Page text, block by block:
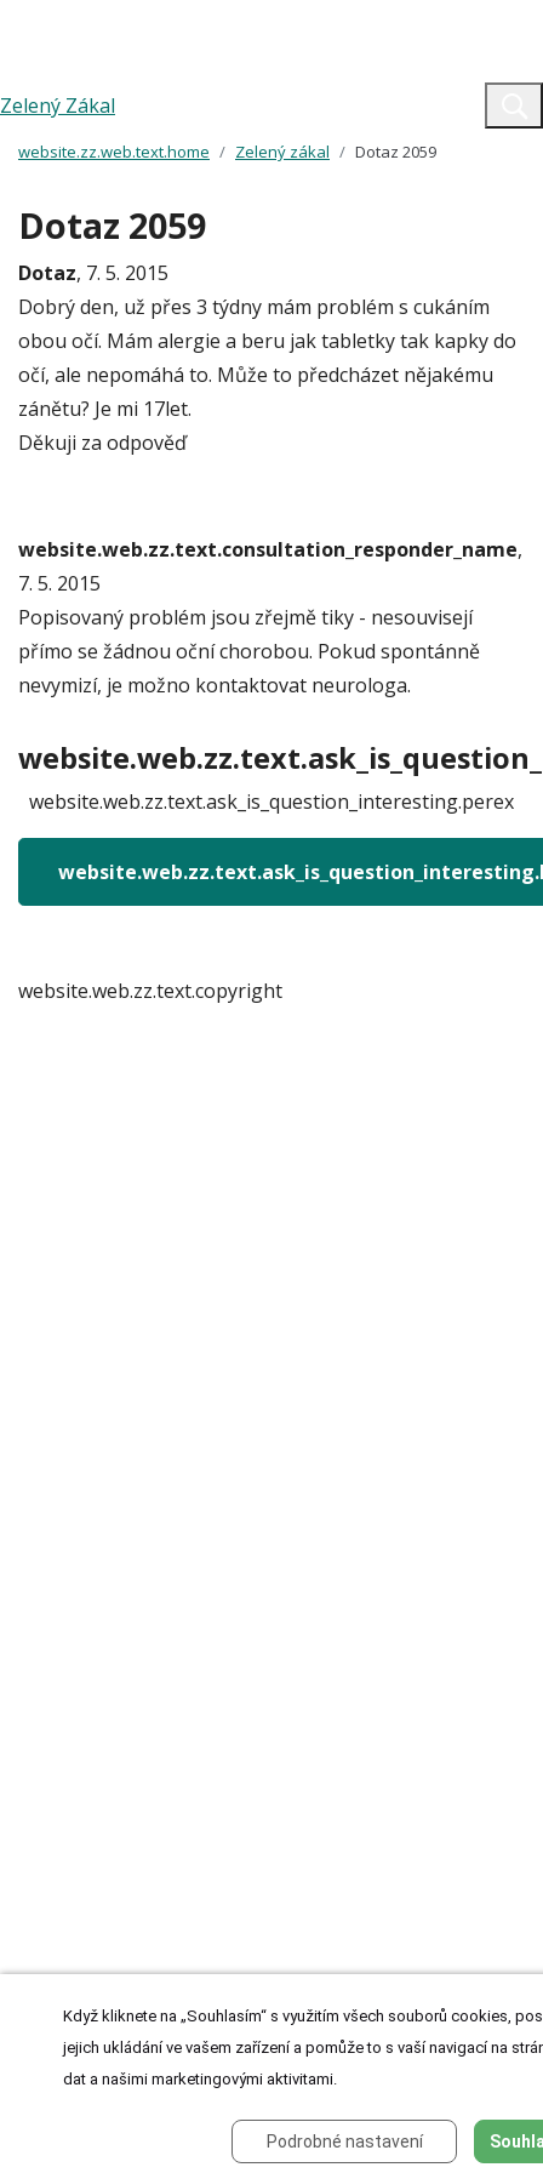
Zelený Zákal
website.zz.web.text.home Zelený zákal Dotaz 2059
Dotaz 2059
Dotaz, 7. 5. 2015
Dobrý den, už přes 3 týdny mám problém s cukáním
obou očí. Mám alergie a beru jak tabletky tak kapky do
očí, ale nepomáhá to. Může to předcházet nějakému
zánětu? Je mi 17let.
Děkuji za odpověď
website.web.zz.text.consultation_responder_name,
7. 5. 2015
Popisovaný problém jsou zřejmě tiky - nesouvisejí
přímo se žádnou oční chorobou. Pokud spontánně
nevymizí, je možno kontaktovat neurologa.
website.web.zz.text.ask_is_question_interesting.perex
website.web.zz.text.copyright
Když kliknete na „Souhlasím“ s využitím všech souborů cookies,
jejich ukládání ve vašem zařízení a pomůže to s vaší navigací na
dat a našimi marketingovými aktivitami.
Podrobné nastavení